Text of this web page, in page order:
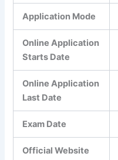
Application Mode
Online Application
Starts Date
Online Application
Last Date
Exam Date
Official Website